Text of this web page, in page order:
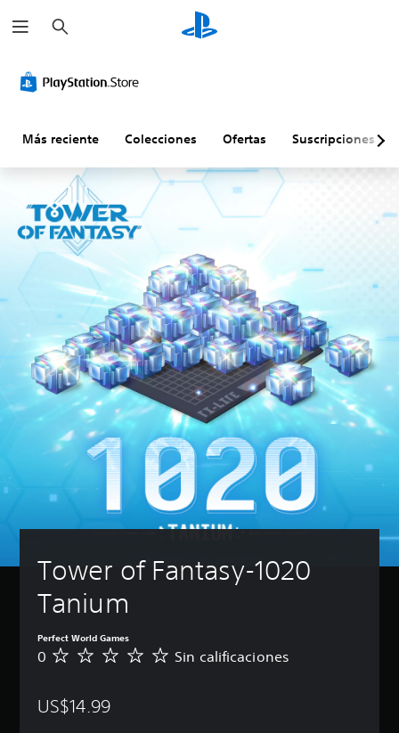
u
s
r
Más reciente Colecciones Ofertas Suscripciones
Tower of Fantasy-1020
Tanium
Perfect World Games
S
c
0 Sin calificaciones
US$14.99